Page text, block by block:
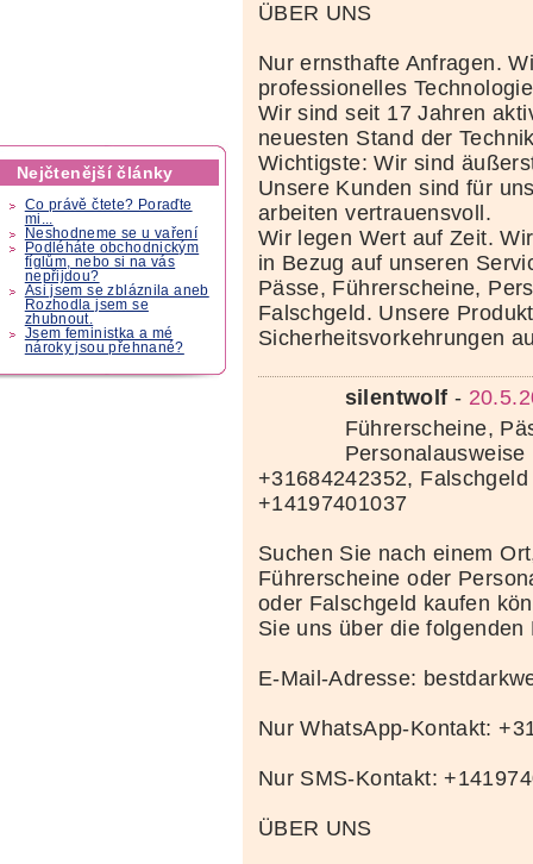
Nejčtenější články
Co právě čtete? Poraďte
mi...
Neshodneme se u vaření
Podléháte obchodnickým
fíglům, nebo si na vás
nepřijdou?
Asi jsem se zbláznila aneb
Rozhodla jsem se
zhubnout.
Jsem feministka a mé
nároky jsou přehnané?
ÜBER UNS
Nur ernsthafte Anfragen.
professionelles
Wir sind seit 17 Jahren
neuesten Stand der
Wichtigste: Wir sind
Unsere Kunden sind für
arbeiten vertrauensvoll.
Wir legen Wert auf Zeit.
in Bezug auf unseren
Pässe, Führerscheine,
Falschgeld. Unsere
Sicherheitsvorkehrungen
silentwolf -
Führerscheine,
+31684242352,
+14197401037
Suchen Sie nach einem
Führerscheine oder
oder Falschgeld kaufen
Sie uns über die folgenden
E-Mail-Adresse:
Nur WhatsApp-Kontakt:
Nur SMS-Kontakt:
ÜBER UNS